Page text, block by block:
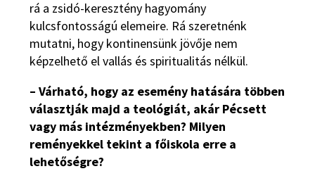
rá a zsidó-keresztény hagyomány
kulcsfontosságú elemeire. Rá szeretnénk
mutatni, hogy kontinensünk jövője nem
képzelhető el vallás és spiritualitás nélkül.
– Várható, hogy az esemény hatására többen
választják majd a teológiát, akár Pécsett
vagy más intézményekben? Milyen
reményekkel tekint a főiskola erre a
lehetőségre?